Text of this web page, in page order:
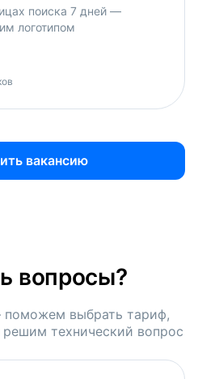
поиска 7 дней —
логотипом
вакансию
вопросы?
выбрать тариф,
технический вопрос